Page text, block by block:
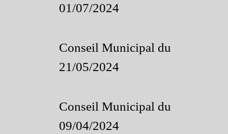
01/07/2024
Conseil Municipal du
21/05/2024
Conseil Municipal du
09/04/2024